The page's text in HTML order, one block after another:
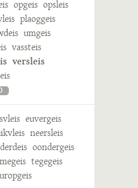
opgeis opsleis
plaoggeis
umgeis
vassteis
versleis
euvergeis
neersleis
oondergeis
tegegeis